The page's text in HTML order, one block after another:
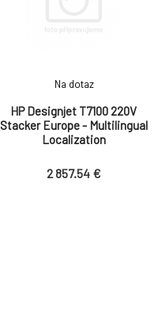
HP Designjet T7100 220V
Stacker Europe - Multilingual
Localization
Na dotaz
2 857.54 €